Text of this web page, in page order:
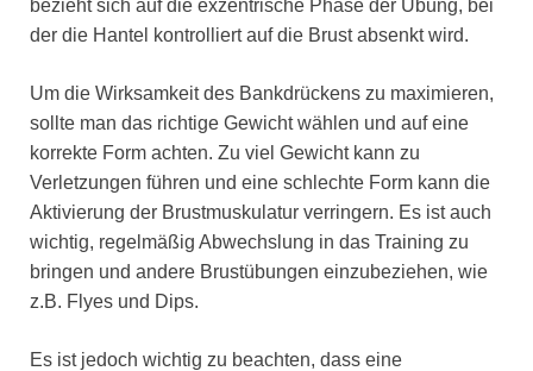
bezieht sich auf die exzentrische Phase der Übung, bei
der die Hantel kontrolliert auf die Brust absenkt wird.
Um die Wirksamkeit des Bankdrückens zu maximieren,
sollte man das richtige Gewicht wählen und auf eine
korrekte Form achten. Zu viel Gewicht kann zu
Verletzungen führen und eine schlechte Form kann die
Aktivierung der Brustmuskulatur verringern. Es ist auch
wichtig, regelmäßig Abwechslung in das Training zu
bringen und andere Brustübungen einzubeziehen, wie
z.B. Flyes und Dips.
Es ist jedoch wichtig zu beachten, dass eine